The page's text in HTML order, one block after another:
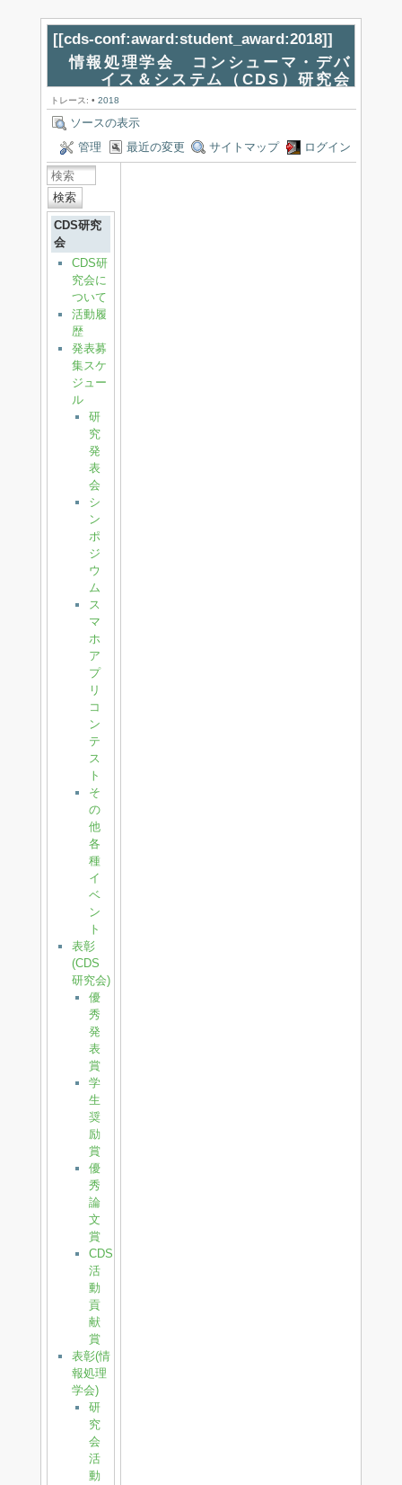
[[cds-conf:award:student_award:2018]]
情報処理学会 コンシューマ・デバ
イス＆システム（CDS）研究会
トレース: • 2018
ソースの表示
管理
最近の変更 サイトマップ ログイン
検索
CDS研究
会
CDS研
究会に
ついて
活動履
歴
発表募
集スケ
ジュー
ル
研
究
発
表
会
シ
ン
ポ
ジ
ウ
ム
ス
マ
ホ
ア
プ
リ
コ
ン
テ
ス
ト
そ
の
他
各
種
イ
ベ
ン
ト
表彰
(CDS
研究会)
優
秀
発
表
賞
学
生
奨
励
賞
優
秀
論
文
賞
CDS
活
動
貢
献
賞
表彰(情
報処理
学会)
研
究
会
活
動